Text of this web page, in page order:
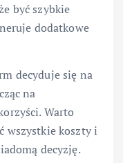
być szybkie
dodatkowe
decyduje się na
na
Warto
wszystkie koszty i
decyzję.